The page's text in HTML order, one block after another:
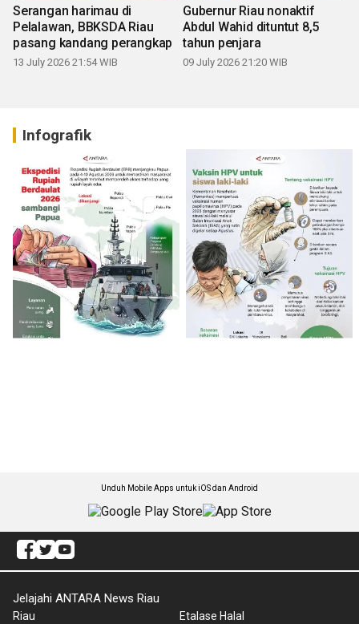
Serangan harimau di
Pelalawan, BBKSDA Riau
pasang kandang perangkap
13 July 2026 21:54 WIB
Gubernur Riau nonaktif
Abdul Wahid dituntut 8,5
tahun penjara
09 July 2026 21:20 WIB
Infografik
Unduh Mobile Apps untuk iOS dan Android
Jelajahi ANTARA News Riau
Riau
Etalase Halal